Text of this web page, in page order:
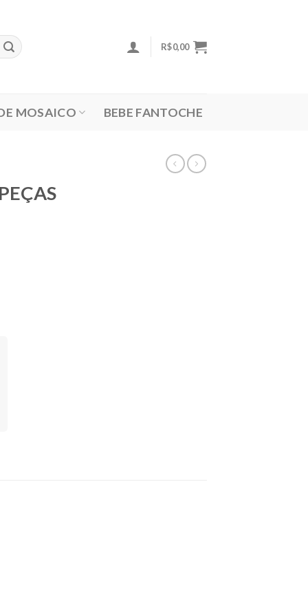
R$0,00
MOSAICO BEBE FANTOCHE